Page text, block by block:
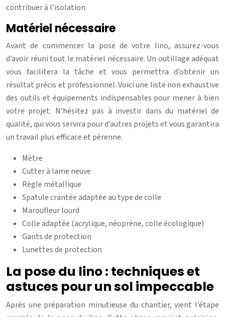
contribuer à l’isolation.
Matériel nécessaire
Avant de commencer la pose de votre lino, assurez-vous
d’avoir réuni tout le matériel nécessaire. Un outillage adéquat
vous facilitera la tâche et vous permettra d’obtenir un
résultat précis et professionnel. Voici une liste non exhaustive
des outils et équipements indispensables pour mener à bien
votre projet. N’hésitez pas à investir dans du matériel de
qualité, qui vous servira pour d’autres projets et vous garantira
un travail plus efficace et pérenne.
Mètre
Cutter à lame neuve
Règle métallique
Spatule crantée adaptée au type de colle
Maroufleur lourd
Colle adaptée (acrylique, néoprène, colle écologique)
Gants de protection
Lunettes de protection
La pose du lino : techniques et
astuces pour un sol impeccable
Après une préparation minutieuse du chantier, vient l’étape